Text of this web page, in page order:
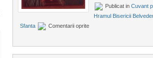
Publicat in Cuvant
Hramul Bisericii
Sfanta
Comentarii oprite